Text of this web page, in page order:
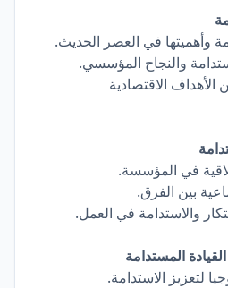
وأهميتها في العصر الحديث.
والنجاح المؤسسي.
الأهداف الاقتصادية
في المؤسسة.
بين الفرق.
والاستدامة في العمل.
المستدامة
لتعزيز الاستدامة.